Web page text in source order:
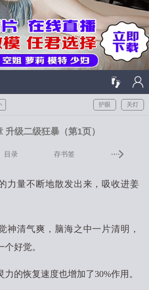
关灯
护眼
升级二级狂暴（第1页）
目录 存书签
力量不断地散发出来，吸收进姜
神清气爽，脑海之中一片清明，
好觉。
力的恢复速度也增加了30%作用。